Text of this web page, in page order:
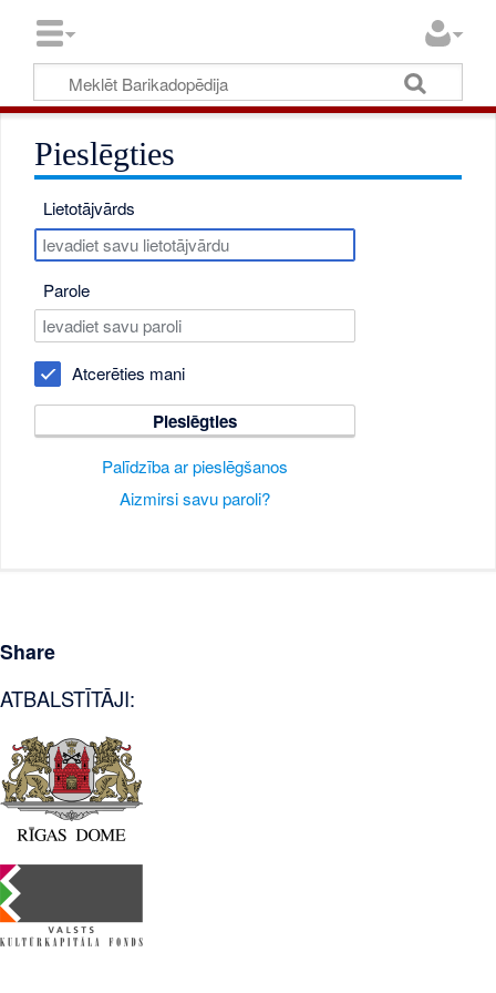
Pieslēgties
Lietotājvārds
Parole
Atcerēties mani
Pieslēgties
Palīdzība ar pieslēgšanos
Aizmirsi savu paroli?
Share
ATBALSTĪTĀJI: